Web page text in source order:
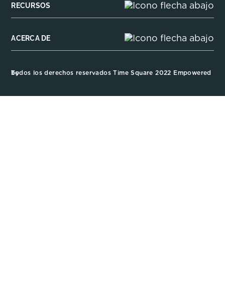
RECURSOS
ACERCA DE
Todos los derechos reservados Time Square 2022 Empowered by